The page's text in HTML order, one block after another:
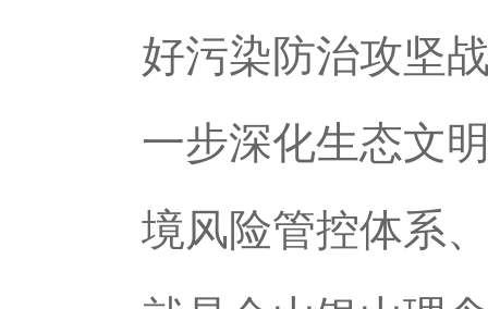
好污染防治攻坚
一步深化生态文
境风险管控体系